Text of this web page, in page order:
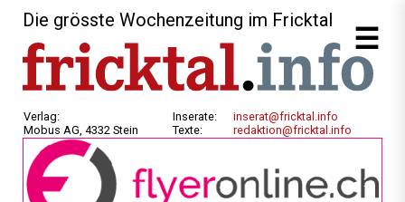
Die grösste Wochenzeitung im Fricktal
Verlag:
Mobus AG, 4332 Stein
Inserate:
Texte:
inserat@fricktal.info
redaktion@fricktal.info